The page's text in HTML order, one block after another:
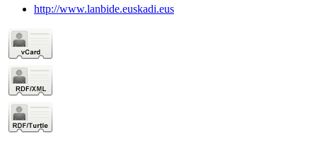
http://www.lanbide.euskadi.eus